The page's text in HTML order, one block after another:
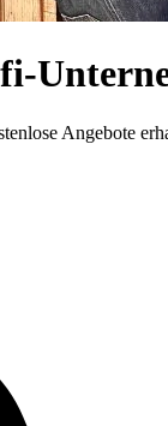
Angebote